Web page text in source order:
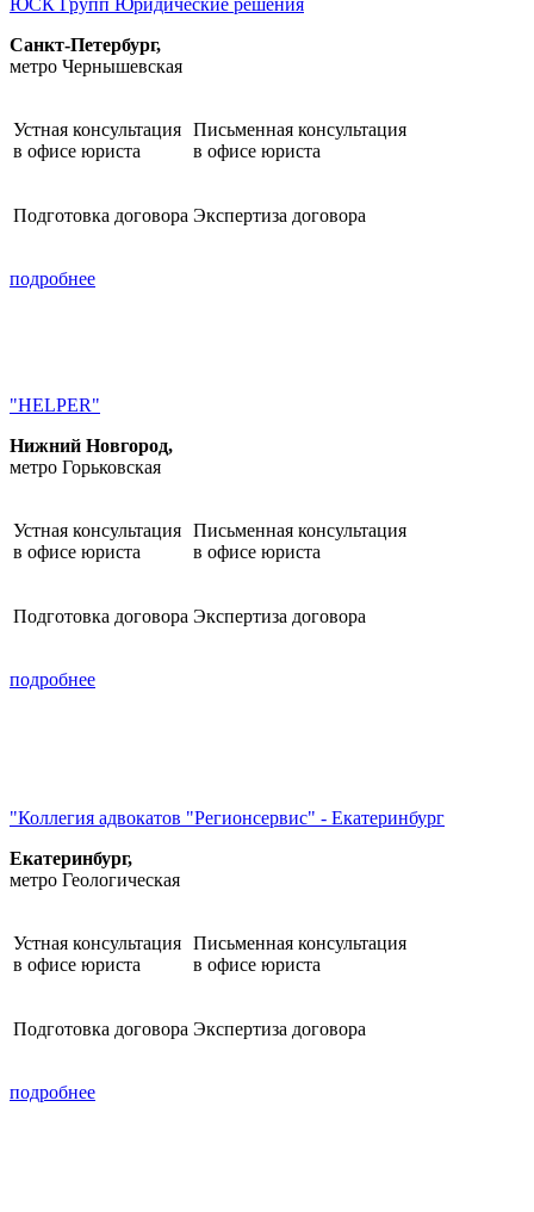
Санкт-Петербург,
метро Чернышевская
Устная консультация
в офисе юриста
Письменная консультация
в офисе юриста
Подготовка договора Экспертиза договора
подробнее
"HELPER"
Нижний Новгород,
метро Горьковская
Устная консультация
в офисе юриста
Письменная консультация
в офисе юриста
Подготовка договора Экспертиза договора
подробнее
"Коллегия адвокатов "Регионсервис" - Екатеринбург
Екатеринбург,
метро Геологическая
Устная консультация
в офисе юриста
Письменная консультация
в офисе юриста
Подготовка договора Экспертиза договора
подробнее